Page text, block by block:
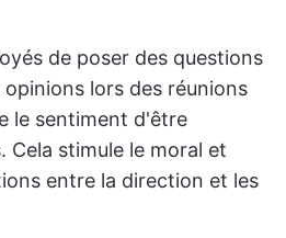
de poser des questions
lors des réunions
le sentiment d'être
Cela stimule le moral et
entre la direction et les